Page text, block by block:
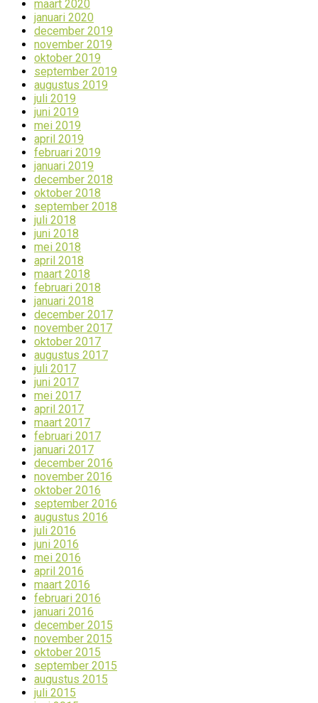
maart 2020
januari 2020
december 2019
november 2019
oktober 2019
september 2019
augustus 2019
juli 2019
juni 2019
mei 2019
april 2019
februari 2019
januari 2019
december 2018
oktober 2018
september 2018
juli 2018
juni 2018
mei 2018
april 2018
maart 2018
februari 2018
januari 2018
december 2017
november 2017
oktober 2017
augustus 2017
juli 2017
juni 2017
mei 2017
april 2017
maart 2017
februari 2017
januari 2017
december 2016
november 2016
oktober 2016
september 2016
augustus 2016
juli 2016
juni 2016
mei 2016
april 2016
maart 2016
februari 2016
januari 2016
december 2015
november 2015
oktober 2015
september 2015
augustus 2015
juli 2015